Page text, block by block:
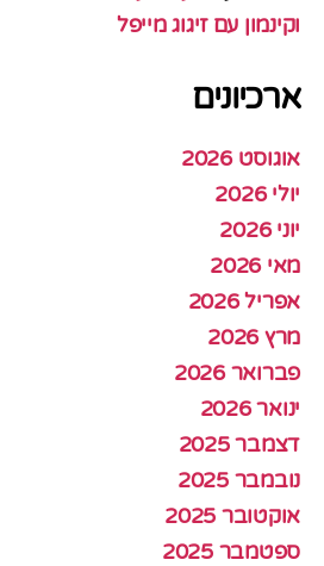
וקינמון עם זיגוג מייפל
ארכיונים
אוגוסט 2026
יולי 2026
יוני 2026
מאי 2026
אפריל 2026
מרץ 2026
פברואר 2026
ינואר 2026
דצמבר 2025
נובמבר 2025
אוקטובר 2025
ספטמבר 2025